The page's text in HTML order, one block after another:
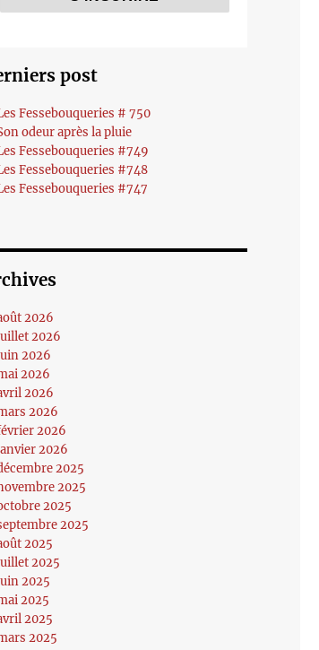
post
Fessebouqueries # 750
odeur après la pluie
Fessebouqueries #749
Fessebouqueries #748
Fessebouqueries #747
2026
2026
2026
2026
2026
2026
2026
2026
2025
2025
2025
2025
2025
2025
2025
2025
2025
2025